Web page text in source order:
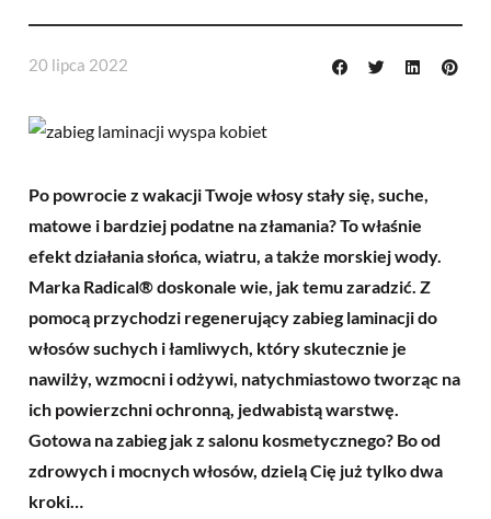
20 lipca 2022
Po powrocie z wakacji Twoje włosy stały się, suche,
matowe i bardziej podatne na złamania? To właśnie
efekt działania słońca, wiatru, a także morskiej wody.
Marka Radical® doskonale wie, jak temu zaradzić. Z
pomocą przychodzi regenerujący zabieg laminacji do
włosów suchych i łamliwych, który skutecznie je
nawilży, wzmocni i odżywi, natychmiastowo tworząc na
ich powierzchni ochronną, jedwabistą warstwę.
Gotowa na zabieg jak z salonu kosmetycznego? Bo od
zdrowych i mocnych włosów, dzielą Cię już tylko dwa
kroki…